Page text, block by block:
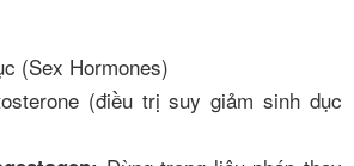
(Sex Hormones)
(điều trị suy giảm sinh dục